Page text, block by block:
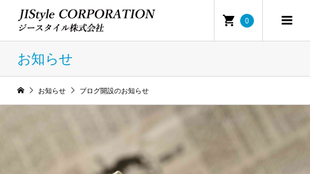
0
お知らせ
お知らせ ブログ開設のお知らせ